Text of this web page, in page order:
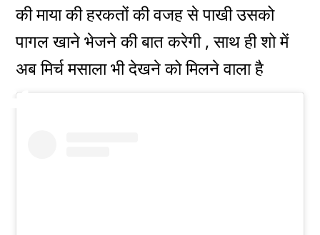
की माया की हरकतों की वजह से पाखी उसको
पागल खाने भेजने की बात करेगी , साथ ही शो में
अब मिर्च मसाला भी देखने को मिलने वाला है